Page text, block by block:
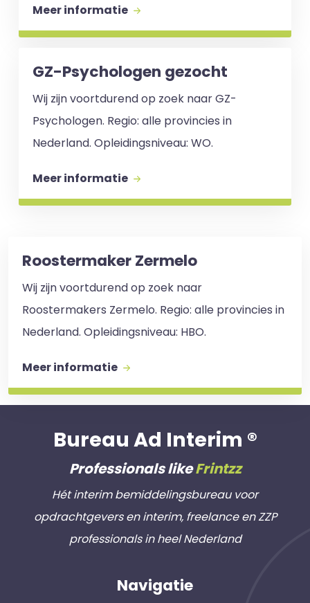
Meer informatie
GZ-Psychologen gezocht
Wij zijn voortdurend op zoek naar GZ-
Psychologen. Regio: alle provincies in
Nederland. Opleidingsniveau: WO.
Meer informatie
Roostermaker Zermelo
Wij zijn voortdurend op zoek naar
Roostermakers Zermelo. Regio: alle provincies in
Nederland. Opleidingsniveau: HBO.
Meer informatie
Bureau Ad Interim ®
Professionals likeFrintzz
Hét interim bemiddelingsbureau voor
opdrachtgevers en interim, freelance en ZZP
professionals in heel Nederland
Navigatie